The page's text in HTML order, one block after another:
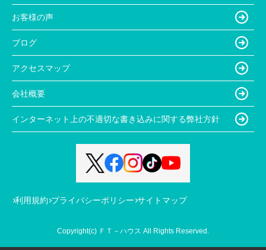
お客様の声
ブログ
アクセスマップ
会社概要
インターネット上の不適切な書き込みに関する弊社方針
利用規約 プライバシーポリシー サイトマップ
Copyright(c) ＦＴ－ハウス All Rights Reserved.